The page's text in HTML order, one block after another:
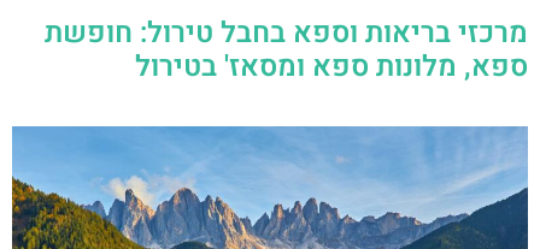
מרכזי בריאות וספא בחבל טירול: חופשת
ספא, מלונות ספא ומסאז' בטירול